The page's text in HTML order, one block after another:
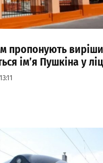
пропонують
ім’я Пушкіна у